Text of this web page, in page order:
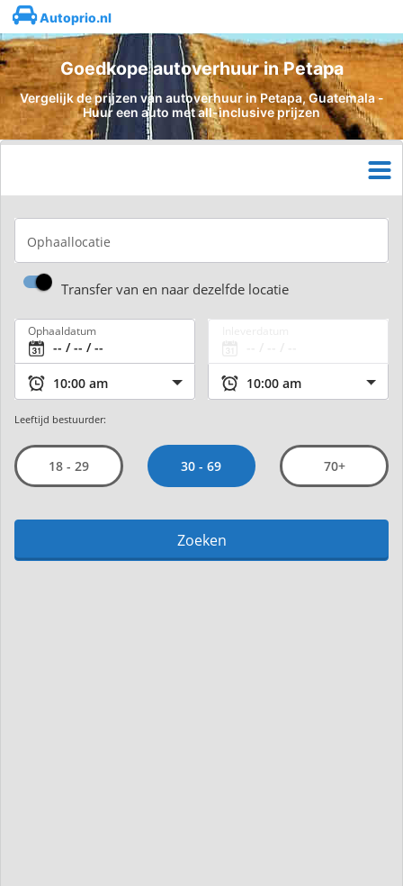
Autoprio.nl
Goedkope autoverhuur in Petapa
Vergelijk de prijzen van autoverhuur in Petapa, Guatemala -
Huur een auto met all-inclusive prijzen
Ophaallocatie
Transfer van en naar dezelfde locatie
Ophaaldatum
Leeftijd bestuurder:
18 - 29 30 - 69 70+
Zoeken